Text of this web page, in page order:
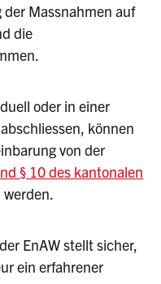
Massnahmen auf
die
oder in einer
können
von der
§ 10 des kantonalen
EnAW stellt sicher,
ein erfahrener